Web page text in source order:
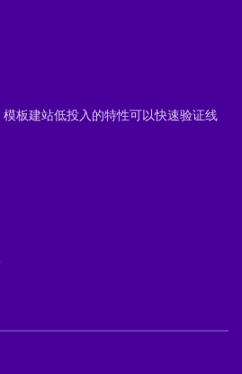
板建站低投入的特性可以快速验证线